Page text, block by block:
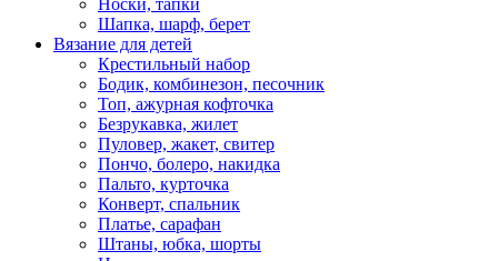
Носки, тапки
Шапка, шарф, берет
Вязание для детей
Крестильный набор
Бодик, комбинезон, песочник
Топ, ажурная кофточка
Безрукавка, жилет
Пуловер, жакет, свитер
Пончо, болеро, накидка
Пальто, курточка
Конверт, спальник
Платье, сарафан
Штаны, юбка, шорты